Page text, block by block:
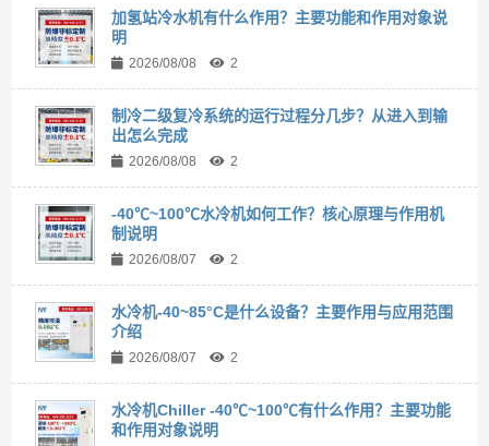
加氢站冷水机有什么作用？主要功能和作用对象说
明
2026/08/08 2
制冷二级复冷系统的运行过程分几步？从进入到输
出怎么完成
2026/08/08 2
-40℃~100℃水冷机如何工作？核心原理与作用机
制说明
2026/08/07 2
水冷机-40~85°C是什么设备？主要作用与应用范围
介绍
2026/08/07 2
水冷机Chiller -40℃~100℃有什么作用？主要功能
和作用对象说明